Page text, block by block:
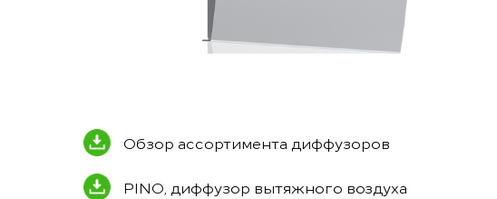
Обзор ассортимента диффузоров
PINO, диффузор вытяжного воздуха